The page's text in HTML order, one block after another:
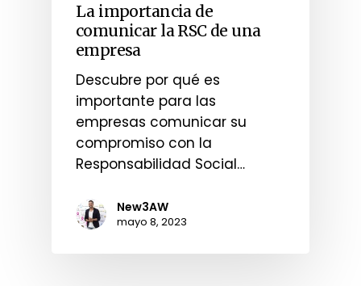
La importancia de
comunicar la RSC de una
empresa
Descubre por qué es
importante para las
empresas comunicar su
compromiso con la
Responsabilidad Social…
New3AW
mayo 8, 2023